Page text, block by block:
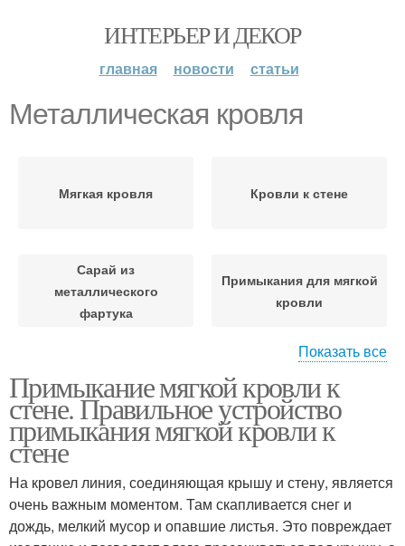
ИНТЕРЬЕР И ДЕКОР
главная новости статьи
Металлическая кровля
Мягкая кровля Кровли к стене
Сарай из
металлического
фартука
Примыкания для мягкой
кровли
Плоская кровля
металлопрофиля
Кровли к круглой трубе Дымоход через кровлю
Показать все
Примыкание мягкой кровли к
стене. Правильное устройство
примыкания мягкой кровли к
стене
На кровел линия, соединяющая крышу и стену, является
очень важным моментом. Там скапливается снег и
дождь, мелкий мусор и опавшие листья. Это повреждает